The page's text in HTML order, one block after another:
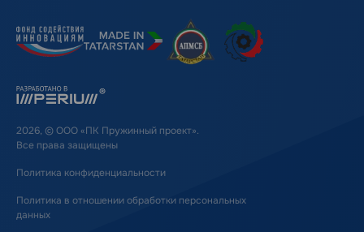
2026, © ООО «ПК Пружинный проект».
Все права защищены
Политика конфиденциальности
Политика в отношении обработки персональных
данных